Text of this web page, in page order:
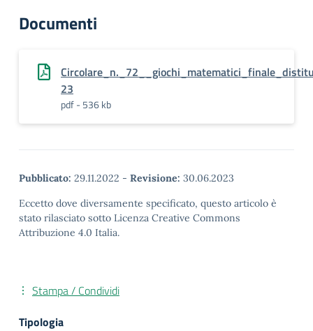
Documenti
23
pdf - 536 kb
Pubblicato: 29.11.2022 - Revisione: 30.06.2023
Eccetto dove diversamente specificato, questo articolo è
stato rilasciato sotto Licenza Creative Commons
Attribuzione 4.0 Italia.
Stampa / Condividi
Tipologia